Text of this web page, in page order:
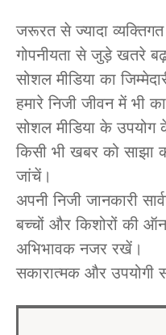
जरूरत से ज्यादा
गोपनीयता से जुड़े खतरे
सोशल मीडिया का
हमारे निजी जीवन में भी
सोशल मीडिया के
किसी भी खबर को
जांचें।
अपनी निजी जानकारी
बच्चों और किशोरों की
अभिभावक नजर रखें।
सकारात्मक और उपयोगी